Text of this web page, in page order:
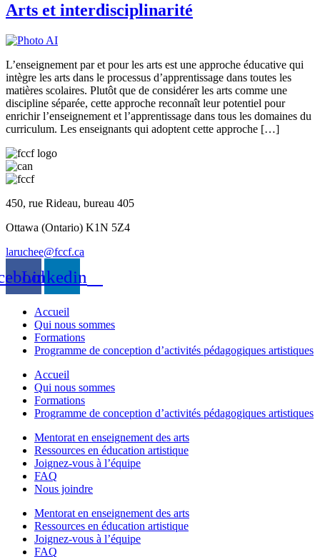
Arts et interdisciplinarité
L’enseignement par et pour les arts est une approche éducative qui
intègre les arts dans le processus d’apprentissage dans toutes les
matières scolaires. Plutôt que de considérer les arts comme une
discipline séparée, cette approche reconnaît leur potentiel pour
enrichir l’enseignement et l’apprentissage dans tous les domaines du
curriculum. Les enseignants qui adoptent cette approche […]
450, rue Rideau, bureau 405
Ottawa (Ontario) K1N 5Z4
laruchee@fccf.ca
Linkedin
Accueil
Qui nous sommes
Formations
Programme de conception d’activités pédagogiques artistiques
Accueil
Qui nous sommes
Formations
Programme de conception d’activités pédagogiques artistiques
Mentorat en enseignement des arts
Ressources en éducation artistique
Joignez-vous à l’équipe
FAQ
Nous joindre
Mentorat en enseignement des arts
Ressources en éducation artistique
Joignez-vous à l’équipe
FAQ